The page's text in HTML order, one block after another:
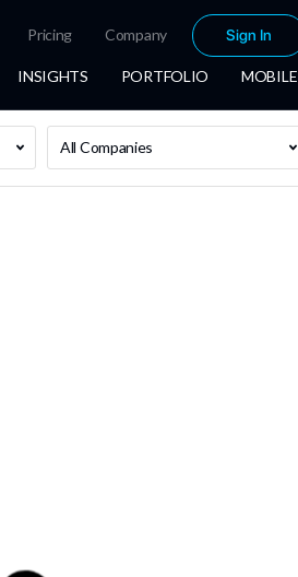
Pricing Company Sign In
INSIGHTS PORTFOLIO MOBILE
All Companies